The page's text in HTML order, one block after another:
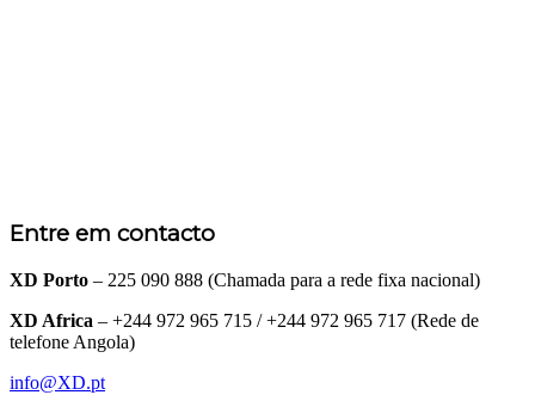
Entre em contacto
XD Porto – 225 090 888 (Chamada para a rede fixa nacional)
XD Africa – +244 972 965 715 / +244 972 965 717 (Rede de
telefone Angola)
info@XD.pt